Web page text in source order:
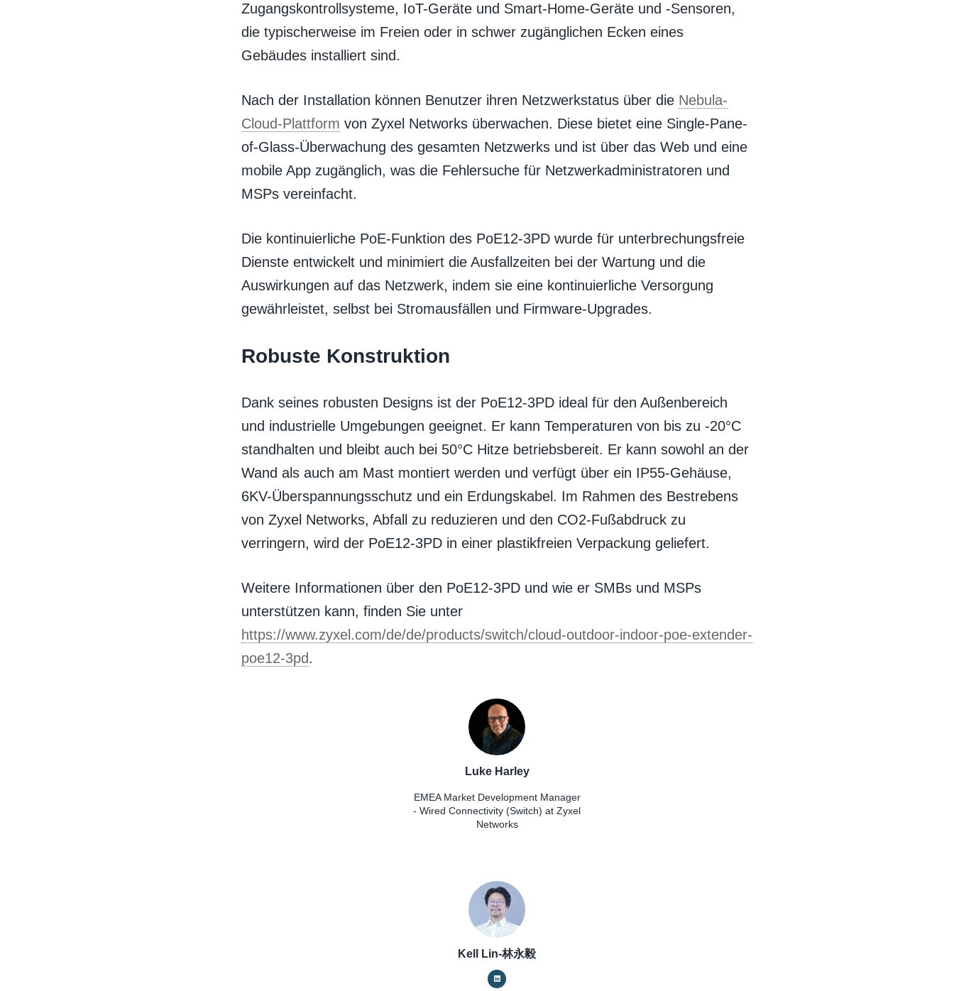
Zugangskontrollsysteme, IoT-Geräte und Smart-Home-Geräte und -Sensoren,
die typischerweise im Freien oder in schwer zugänglichen Ecken eines
Gebäudes installiert sind.
Nach der Installation können Benutzer ihren Netzwerkstatus über die Nebula-
Cloud-Plattform von Zyxel Networks überwachen. Diese bietet eine Single-Pane-
of-Glass-Überwachung des gesamten Netzwerks und ist über das Web und eine
mobile App zugänglich, was die Fehlersuche für Netzwerkadministratoren und
MSPs vereinfacht.
Die kontinuierliche PoE-Funktion des PoE12-3PD wurde für unterbrechungsfreie
Dienste entwickelt und minimiert die Ausfallzeiten bei der Wartung und die
Auswirkungen auf das Netzwerk, indem sie eine kontinuierliche Versorgung
gewährleistet, selbst bei Stromausfällen und Firmware-Upgrades.
Robuste Konstruktion
Dank seines robusten Designs ist der PoE12-3PD ideal für den Außenbereich
und industrielle Umgebungen geeignet. Er kann Temperaturen von bis zu -20°C
standhalten und bleibt auch bei 50°C Hitze betriebsbereit. Er kann sowohl an der
Wand als auch am Mast montiert werden und verfügt über ein IP55-Gehäuse,
6KV-Überspannungsschutz und ein Erdungskabel. Im Rahmen des Bestrebens
von Zyxel Networks, Abfall zu reduzieren und den CO2-Fußabdruck zu
verringern, wird der PoE12-3PD in einer plastikfreien Verpackung geliefert.
Weitere Informationen über den PoE12-3PD und wie er SMBs und MSPs
unterstützen kann, finden Sie unter
https://www.zyxel.com/de/de/products/switch/cloud-outdoor-indoor-poe-extender-
poe12-3pd.
Luke Harley
EMEA Market Development Manager
- Wired Connectivity (Switch) at Zyxel
Networks
Kell Lin-林永毅